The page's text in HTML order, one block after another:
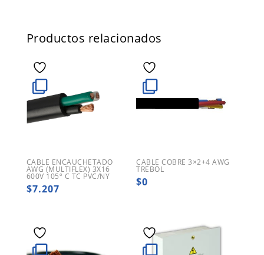
Productos relacionados
CABLE ENCAUCHETADO
AWG (MULTIFLEX) 3X16
600V 105º C TC PVC/NY
$7.207
CABLE COBRE 3×2+4 AWG
TREBOL
$0